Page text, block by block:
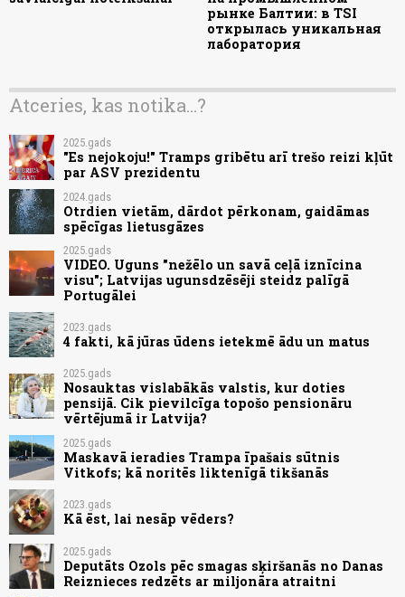
рынке Балтии: в TSI
открылась уникальная
лаборатория
Atceries, kas notika...?
2025.gads
"Es nejokoju!" Tramps gribētu arī trešo reizi kļūt
par ASV prezidentu
2024.gads
Otrdien vietām, dārdot pērkonam, gaidāmas
spēcīgas lietusgāzes
2025.gads
VIDEO. Uguns "nežēlo un savā ceļā iznīcina
visu"; Latvijas ugunsdzēsēji steidz palīgā
Portugālei
2023.gads
4 fakti, kā jūras ūdens ietekmē ādu un matus
2025.gads
Nosauktas vislabākās valstis, kur doties
pensijā. Cik pievilcīga topošo pensionāru
vērtējumā ir Latvija?
2025.gads
Maskavā ieradies Trampa īpašais sūtnis
Vitkofs; kā noritēs liktenīgā tikšanās
2023.gads
Kā ēst, lai nesāp vēders?
2025.gads
Deputāts Ozols pēc smagas sķiršanās no Danas
Reiznieces redzēts ar miljonāra atraitni